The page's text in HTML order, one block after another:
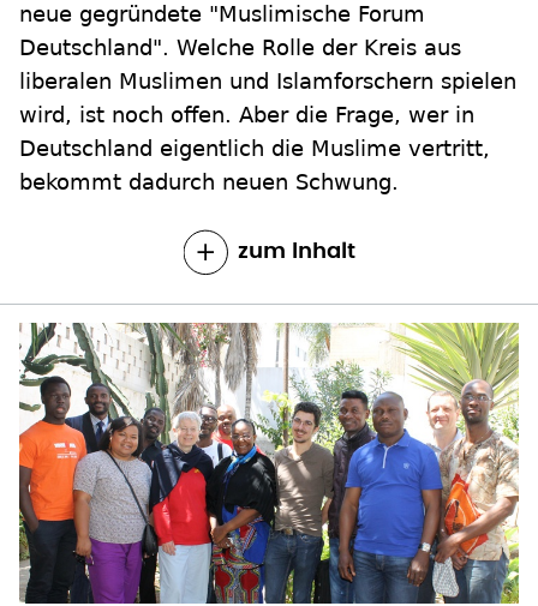
neue gegründete "Muslimische Forum
Deutschland". Welche Rolle der Kreis aus
liberalen Muslimen und Islamforschern spielen
wird, ist noch offen. Aber die Frage, wer in
Deutschland eigentlich die Muslime vertritt,
bekommt dadurch neuen Schwung.
zum Inhalt